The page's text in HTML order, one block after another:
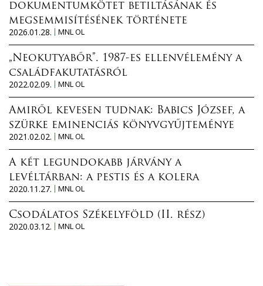
dokumentumkötet betiltásának és
megsemmisítésének története
2026.01.28.
MNL OL
„Neokutyabőr”. 1987-es ellenvélemény a
családfakutatásról
2022.02.09.
MNL OL
Amiről kevesen tudnak: Babics József, a
szürke eminenciás könyvgyűjteménye
2021.02.02.
MNL OL
A két legundokabb járvány a
levéltárban: a pestis és a kolera
2020.11.27.
MNL OL
Csodálatos Székelyföld (II. rész)
2020.03.12.
MNL OL